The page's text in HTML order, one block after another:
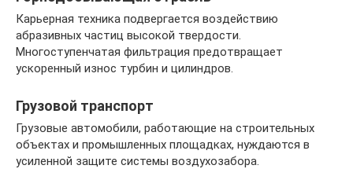
Карьерная техника подвергается воздействию
абразивных частиц высокой твердости.
Многоступенчатая фильтрация предотвращает
ускоренный износ турбин и цилиндров.
Грузовой транспорт
Грузовые автомобили, работающие на строительных
объектах и промышленных площадках, нуждаются в
усиленной защите системы воздухозабора.